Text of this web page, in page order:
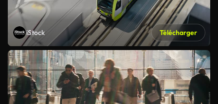
iStock Télécharger